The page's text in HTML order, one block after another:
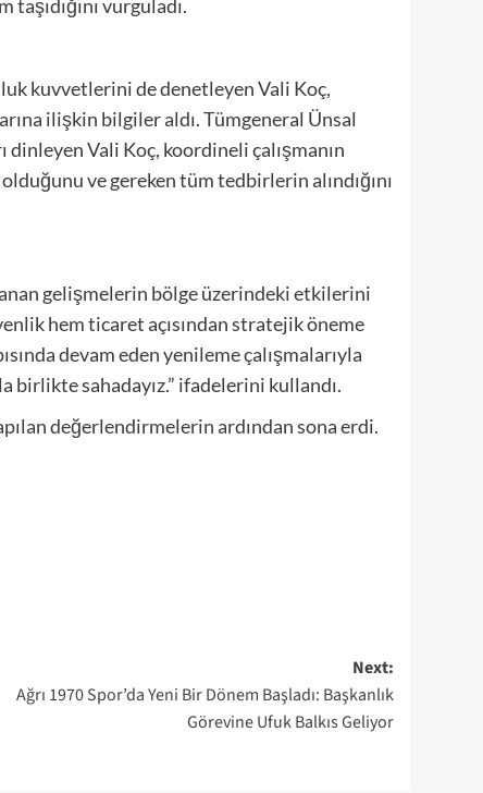
vurguladı.
kuvvetlerini de denetleyen Vali Koç,
ilişkin bilgiler aldı. Tümgeneral Ünsal
Vali Koç, koordineli çalışmanın
ve gereken tüm tedbirlerin alındığını
gelişmelerin bölge üzerindeki etkilerini
hem ticaret açısından stratejik öneme
devam eden yenileme çalışmalarıyla
birlikte sahadayız.” ifadelerini kullandı.
değerlendirmelerin ardından sona erdi.
Next:
Ağrı 1970 Spor’da Yeni Bir Dönem Başladı: Başkanlık
Görevine Ufuk Balkıs Geliyor